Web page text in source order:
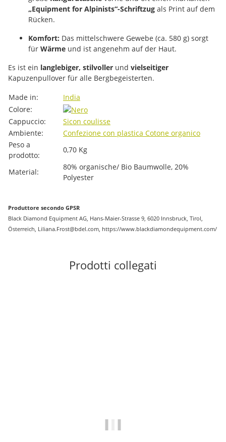
„Equipment for Alpinists“-Schriftzug als Print auf dem
Rücken.
Komfort: Das mittelschwere Gewebe (ca. 580 g) sorgt
für Wärme und ist angenehm auf der Haut.
Es ist ein langlebiger, stilvoller und vielseitiger
Kapuzenpullover für alle Bergbegeisterten.
#productDetails.itemInformation#
#productDetails.itemValue#
Made in:
India
Colore:
Cappuccio:
Sicon coulisse
Ambiente:
Confezione con plastica Cotone organico
Peso a
prodotto:
0,70 Kg
Material:
80% organische/ Bio Baumwolle, 20%
Polyester
Produttore secondo GPSR
Black Diamond Equipment AG, Hans-Maier-Strasse 9, 6020 Innsbruck, Tirol,
Österreich, Liliana.Frost@bdel.com, https://www.blackdiamondequipment.com/
Prodotti collegati